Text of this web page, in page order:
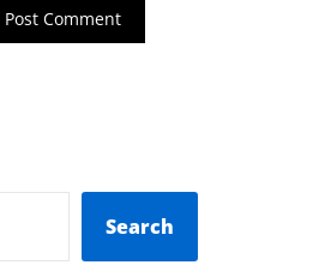
Search